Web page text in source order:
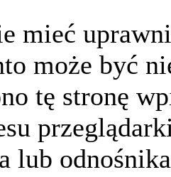
mieć
może być
tę stronę
lub